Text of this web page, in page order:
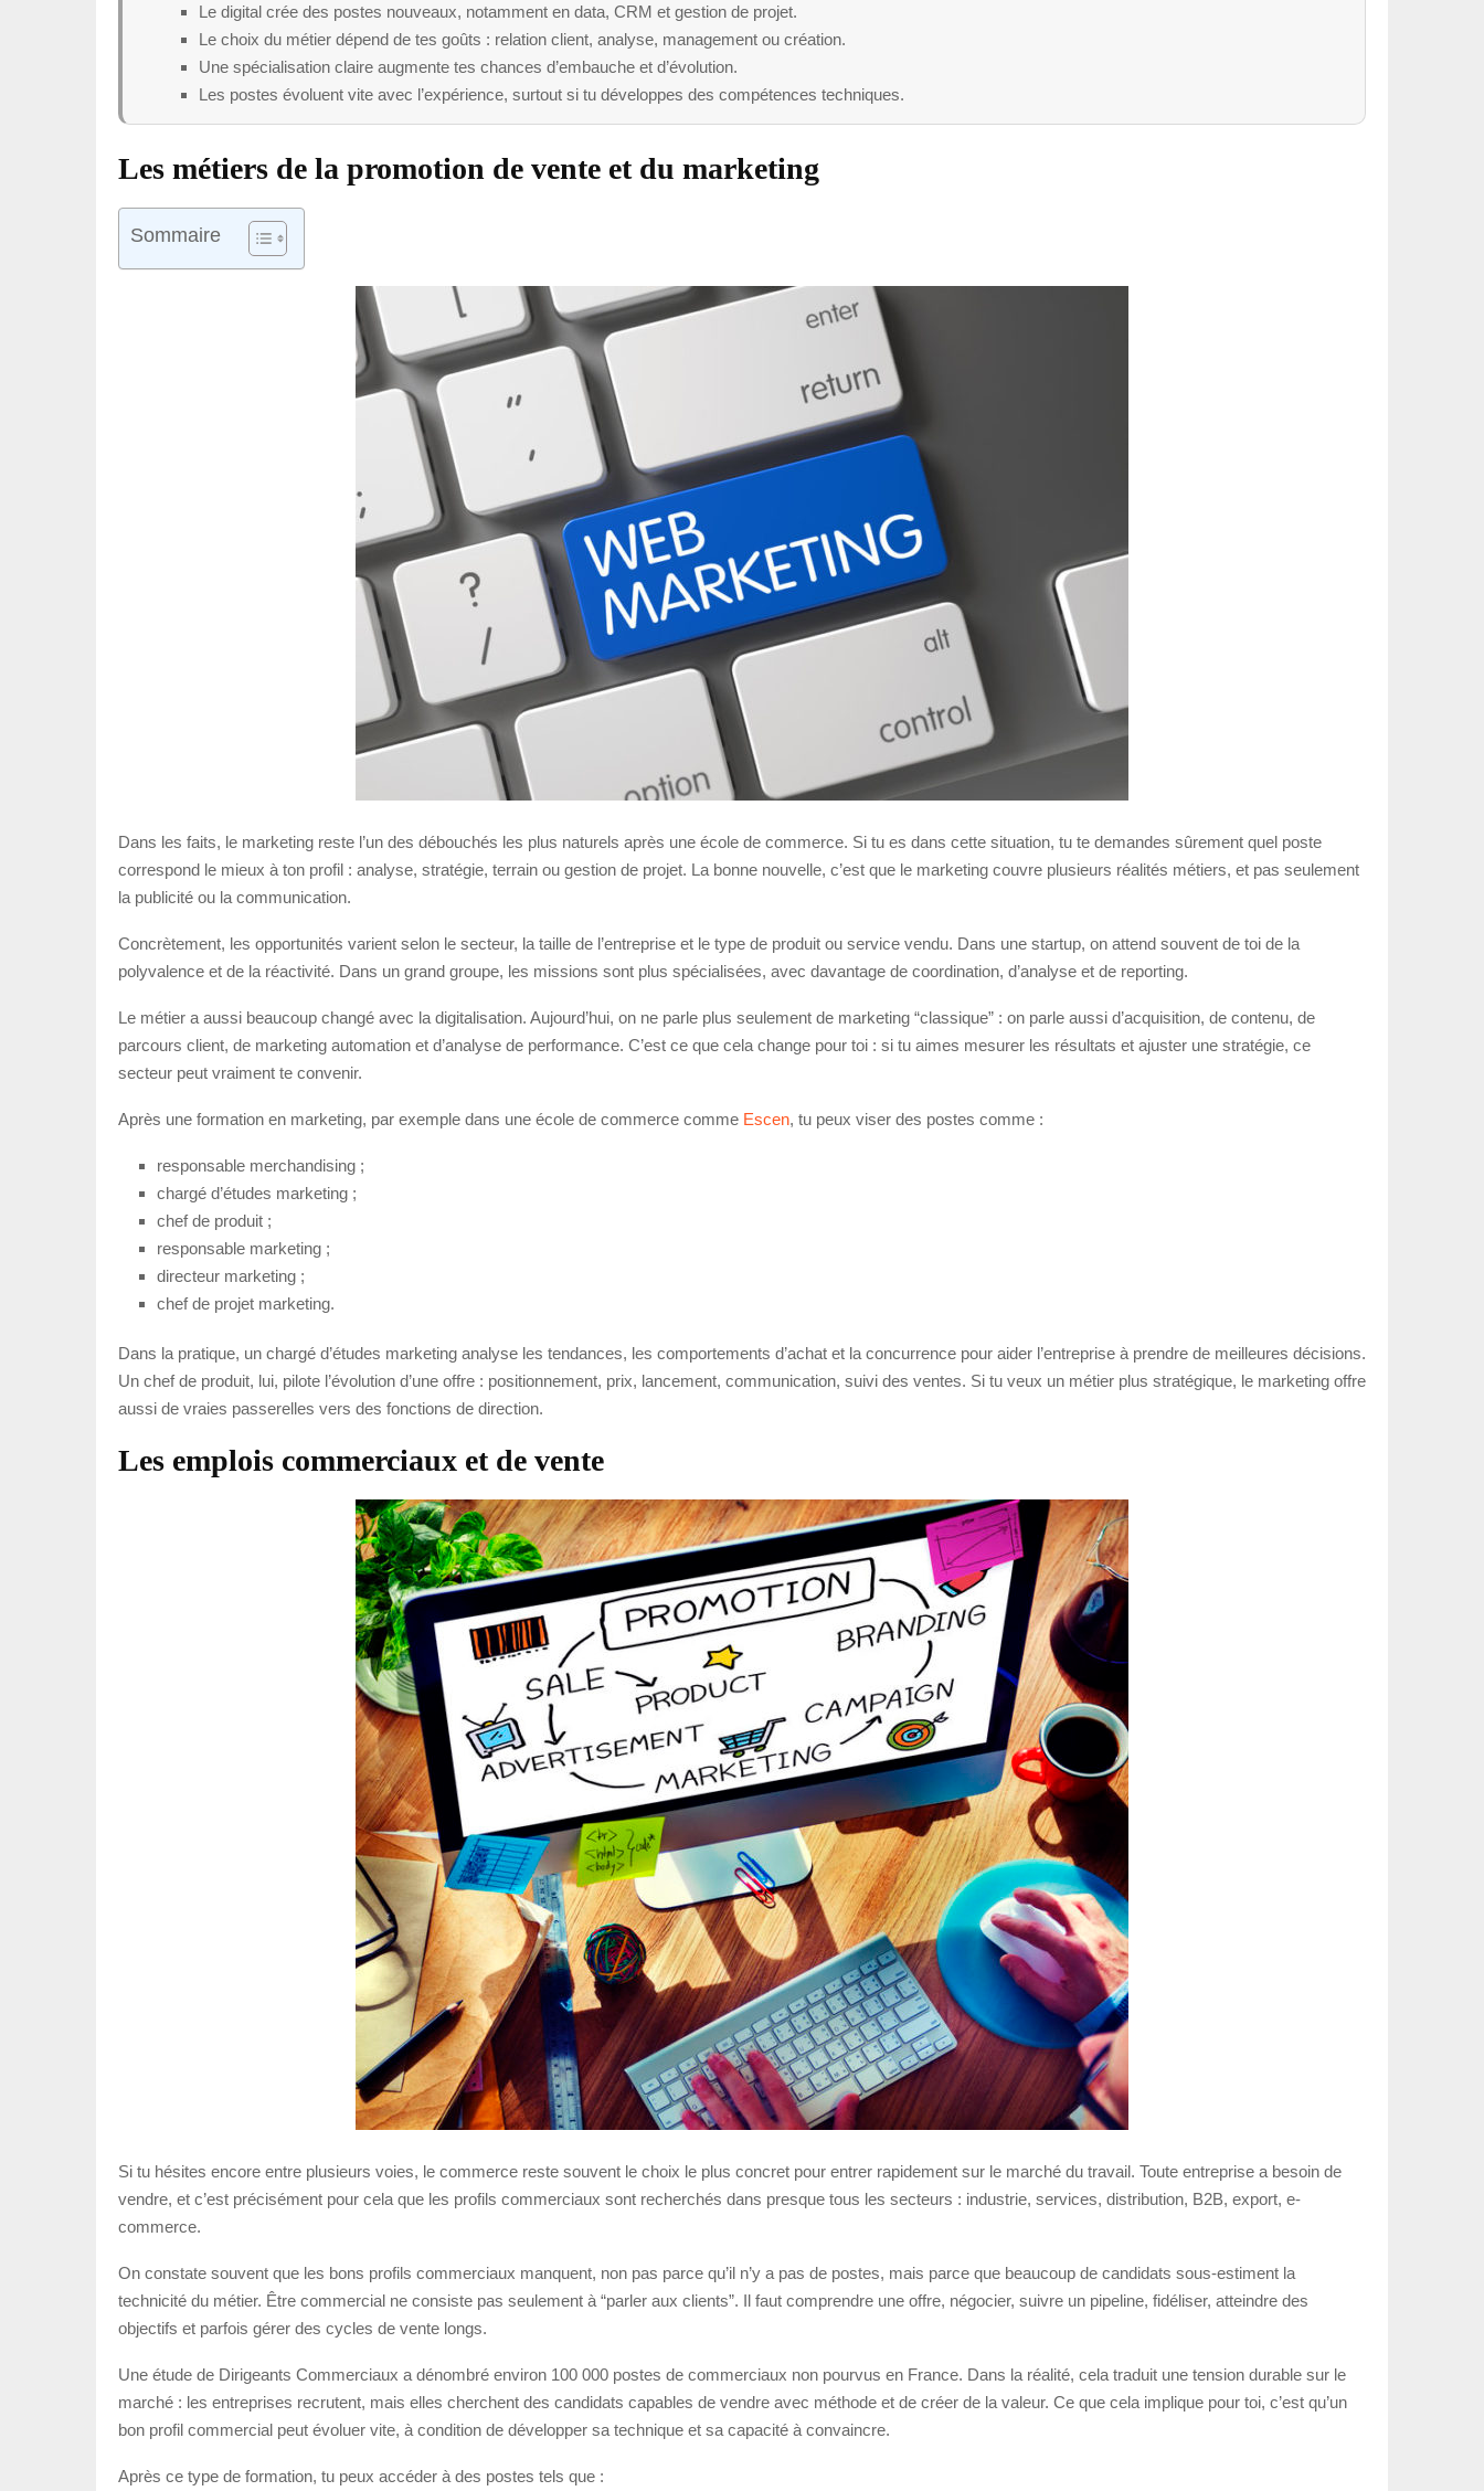
Le digital crée des postes nouveaux, notamment en data, CRM et gestion de projet.
Le choix du métier dépend de tes goûts : relation client, analyse, management ou création.
Une spécialisation claire augmente tes chances d’embauche et d’évolution.
Les postes évoluent vite avec l’expérience, surtout si tu développes des compétences techniques.
Les métiers de la promotion de vente et du marketing
Sommaire
Dans les faits, le marketing reste l’un des débouchés les plus naturels après une école de commerce. Si tu es dans cette situation, tu te demandes sûrement quel poste
correspond le mieux à ton profil : analyse, stratégie, terrain ou gestion de projet. La bonne nouvelle, c’est que le marketing couvre plusieurs réalités métiers, et pas seulement
la publicité ou la communication.
Concrètement, les opportunités varient selon le secteur, la taille de l’entreprise et le type de produit ou service vendu. Dans une startup, on attend souvent de toi de la
polyvalence et de la réactivité. Dans un grand groupe, les missions sont plus spécialisées, avec davantage de coordination, d’analyse et de reporting.
Le métier a aussi beaucoup changé avec la digitalisation. Aujourd’hui, on ne parle plus seulement de marketing “classique” : on parle aussi d’acquisition, de contenu, de
parcours client, de marketing automation et d’analyse de performance. C’est ce que cela change pour toi : si tu aimes mesurer les résultats et ajuster une stratégie, ce
secteur peut vraiment te convenir.
Après une formation en marketing, par exemple dans une école de commerce comme Escen, tu peux viser des postes comme :
responsable merchandising ;
chargé d’études marketing ;
chef de produit ;
responsable marketing ;
directeur marketing ;
chef de projet marketing.
Dans la pratique, un chargé d’études marketing analyse les tendances, les comportements d’achat et la concurrence pour aider l’entreprise à prendre de meilleures décisions.
Un chef de produit, lui, pilote l’évolution d’une offre : positionnement, prix, lancement, communication, suivi des ventes. Si tu veux un métier plus stratégique, le marketing offre
aussi de vraies passerelles vers des fonctions de direction.
Les emplois commerciaux et de vente
Si tu hésites encore entre plusieurs voies, le commerce reste souvent le choix le plus concret pour entrer rapidement sur le marché du travail. Toute entreprise a besoin de
vendre, et c’est précisément pour cela que les profils commerciaux sont recherchés dans presque tous les secteurs : industrie, services, distribution, B2B, export, e-
commerce.
On constate souvent que les bons profils commerciaux manquent, non pas parce qu’il n’y a pas de postes, mais parce que beaucoup de candidats sous-estiment la
technicité du métier. Être commercial ne consiste pas seulement à “parler aux clients”. Il faut comprendre une offre, négocier, suivre un pipeline, fidéliser, atteindre des
objectifs et parfois gérer des cycles de vente longs.
Une étude de Dirigeants Commerciaux a dénombré environ 100 000 postes de commerciaux non pourvus en France. Dans la réalité, cela traduit une tension durable sur le
marché : les entreprises recrutent, mais elles cherchent des candidats capables de vendre avec méthode et de créer de la valeur. Ce que cela implique pour toi, c’est qu’un
bon profil commercial peut évoluer vite, à condition de développer sa technique et sa capacité à convaincre.
Après ce type de formation, tu peux accéder à des postes tels que :